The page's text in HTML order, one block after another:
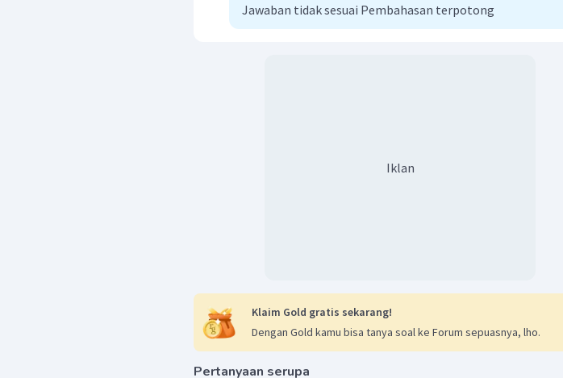
Dengan demikian, volume udara di dalam tenda adalah 6,8688 m
Jawaban tidak sesuai Pembahasan terpotong
Iklan
Klaim Gold gratis sekarang!
Dengan Gold kamu bisa tanya soal ke Forum sepuasnya, lho.
Pertanyaan serupa